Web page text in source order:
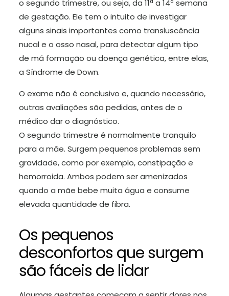
o segundo trimestre, ou seja, da 11ª a 14ª semana
de gestação. Ele tem o intuito de investigar
alguns sinais importantes como transluscência
nucal e o osso nasal, para detectar algum tipo
de má formação ou doença genética, entre elas,
a Síndrome de Down.
O exame não é conclusivo e, quando necessário,
outras avaliações são pedidas, antes de o
médico dar o diagnóstico.
O segundo trimestre é normalmente tranquilo
para a mãe. Surgem pequenos problemas sem
gravidade, como por exemplo, constipação e
hemorroida. Ambos podem ser amenizados
quando a mãe bebe muita água e consume
elevada quantidade de fibra.
Os pequenos
desconfortos que surgem
são fáceis de lidar